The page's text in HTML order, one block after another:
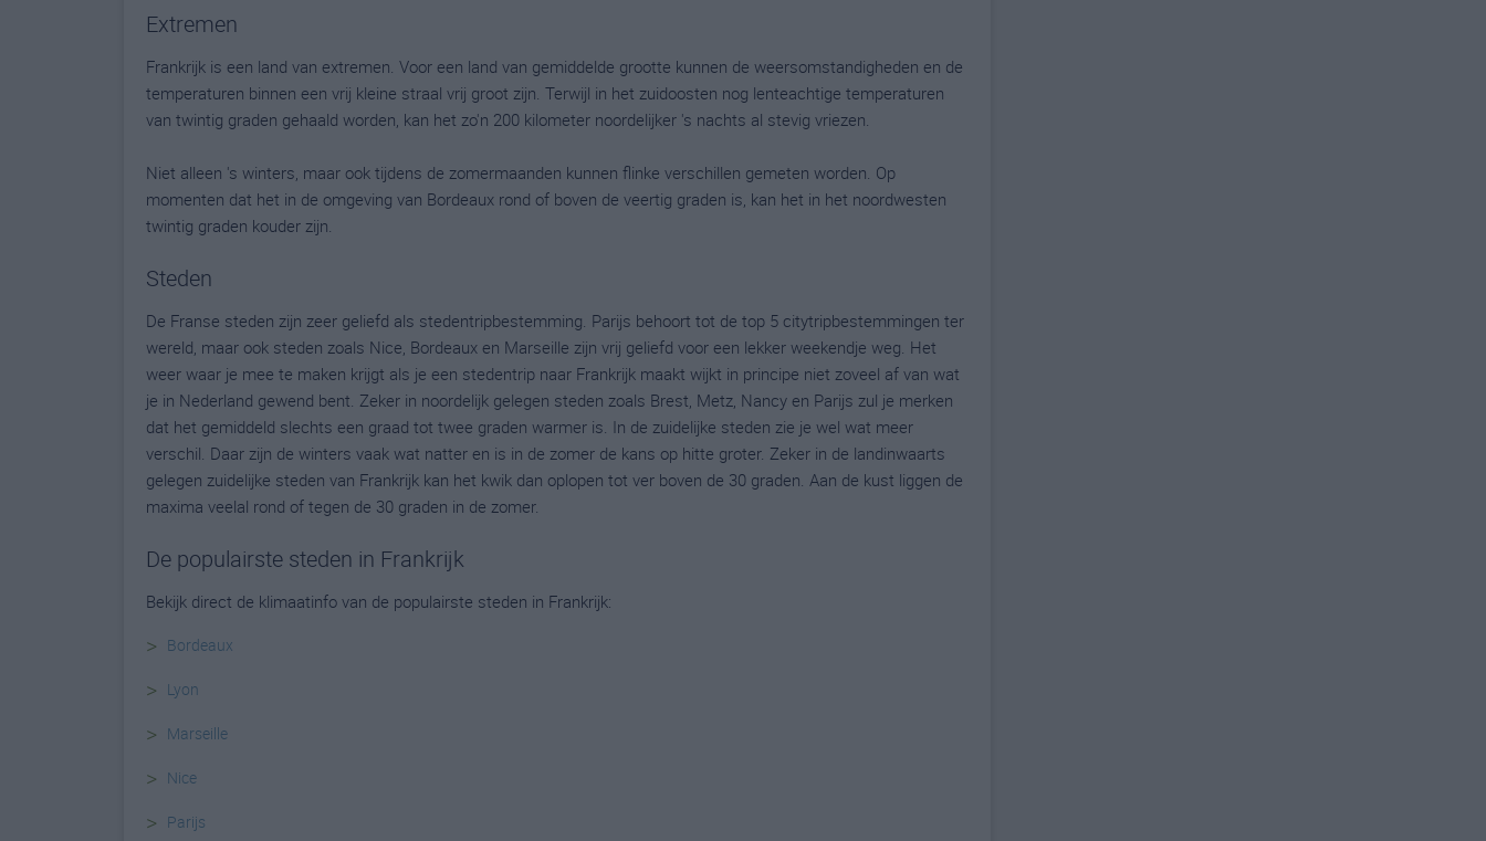
Extremen
Frankrijk is een land van extremen. Voor een land van gemiddelde grootte kunnen de weersomstandigheden en de
temperaturen binnen een vrij kleine straal vrij groot zijn. Terwijl in het zuidoosten nog lenteachtige temperaturen
van twintig graden gehaald worden, kan het zo'n 200 kilometer noordelijker 's nachts al stevig vriezen.
Niet alleen 's winters, maar ook tijdens de zomermaanden kunnen flinke verschillen gemeten worden. Op
momenten dat het in de omgeving van Bordeaux rond of boven de veertig graden is, kan het in het noordwesten
twintig graden kouder zijn.
Steden
De Franse steden zijn zeer geliefd als stedentripbestemming. Parijs behoort tot de top 5 citytripbestemmingen ter
wereld, maar ook steden zoals Nice, Bordeaux en Marseille zijn vrij geliefd voor een lekker weekendje weg. Het
weer waar je mee te maken krijgt als je een stedentrip naar Frankrijk maakt wijkt in principe niet zoveel af van wat
je in Nederland gewend bent. Zeker in noordelijk gelegen steden zoals Brest, Metz, Nancy en Parijs zul je merken
dat het gemiddeld slechts een graad tot twee graden warmer is. In de zuidelijke steden zie je wel wat meer
verschil. Daar zijn de winters vaak wat natter en is in de zomer de kans op hitte groter. Zeker in de landinwaarts
gelegen zuidelijke steden van Frankrijk kan het kwik dan oplopen tot ver boven de 30 graden. Aan de kust liggen de
maxima veelal rond of tegen de 30 graden in de zomer.
De populairste steden in Frankrijk
Bekijk direct de klimaatinfo van de populairste steden in Frankrijk:
> Bordeaux
> Lyon
> Marseille
> Nice
> Parijs